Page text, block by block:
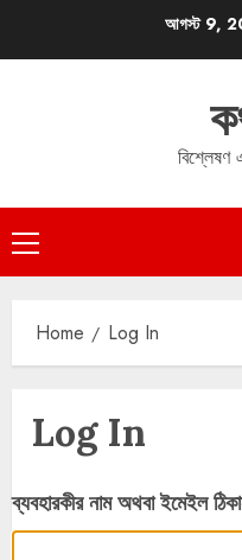
আগস্ট 9,
বিশ্লেষণ
Primary
Menu
Home Log In
Log In
ব্যবহারকীর নাম অথবা ইমেইল